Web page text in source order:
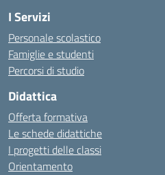
I Servizi
Personale scolastico
Famiglie e studenti
Percorsi di studio
Didattica
Offerta formativa
Le schede didattiche
I progetti delle classi
Orientamento